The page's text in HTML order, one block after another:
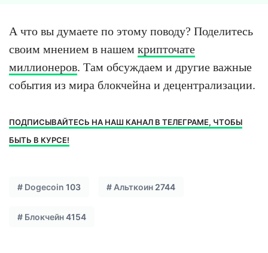
А что вы думаете по этому поводу? Поделитесь
своим мнением в нашем крипточате
миллионеров. Там обсуждаем и другие важные
события из мира блокчейна и децентрализации.
ПОДПИСЫВАЙТЕСЬ НА НАШ КАНАЛ В ТЕЛЕГРАМЕ, ЧТОБЫ
БЫТЬ В КУРСЕ!
# Dogecoin 103 # Альткоин 2744
# Блокчейн4154